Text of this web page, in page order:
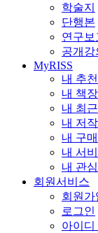
학술지
단행본
연구보
공개강
MyRISS
내 추
내 책장
내 최
내 저
내 구
내 서
내 관
회원서비스
회원가
로그인
아이디